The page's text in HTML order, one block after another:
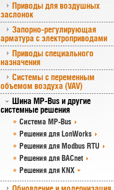
Приводы для воздушных
заслонок
Запорно-регулирующая
арматура с электроприводами
Приводы специального
назначения
Системы с переменным
объемом воздуха (VAV)
Шина MP-Bus и другие
системные решения
Система MP-Bus
Решения для LonWorks
Решения для Modbus RTU
Решения для BACnet
Решения для KNX